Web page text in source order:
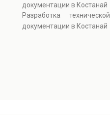
документации в Костанай
Разработка технической
документации в Костанай